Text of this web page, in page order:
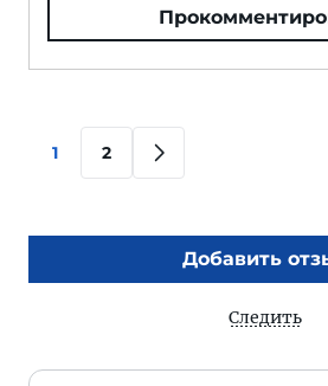
1 2
Добавить
Следить